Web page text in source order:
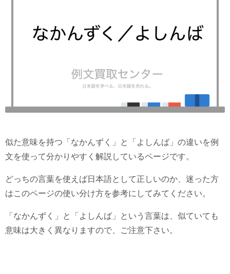
似た意味を持つ「なかんずく」と「よしんば」の違いを例
文を使って分かりやすく解説しているページです。
どっちの言葉を使えば日本語として正しいのか、迷った方
はこのページの使い分け方を参考にしてみてください。
「なかんずく」と「よしんば」という言葉は、似ていても
意味は大きく異なりますので、ご注意下さい。